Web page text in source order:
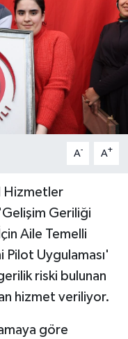
A- A+
Hizmetler
Geriliği
Aile Temelli
Pilot Uygulaması'
riski bulunan
hizmet veriliyor.
göre